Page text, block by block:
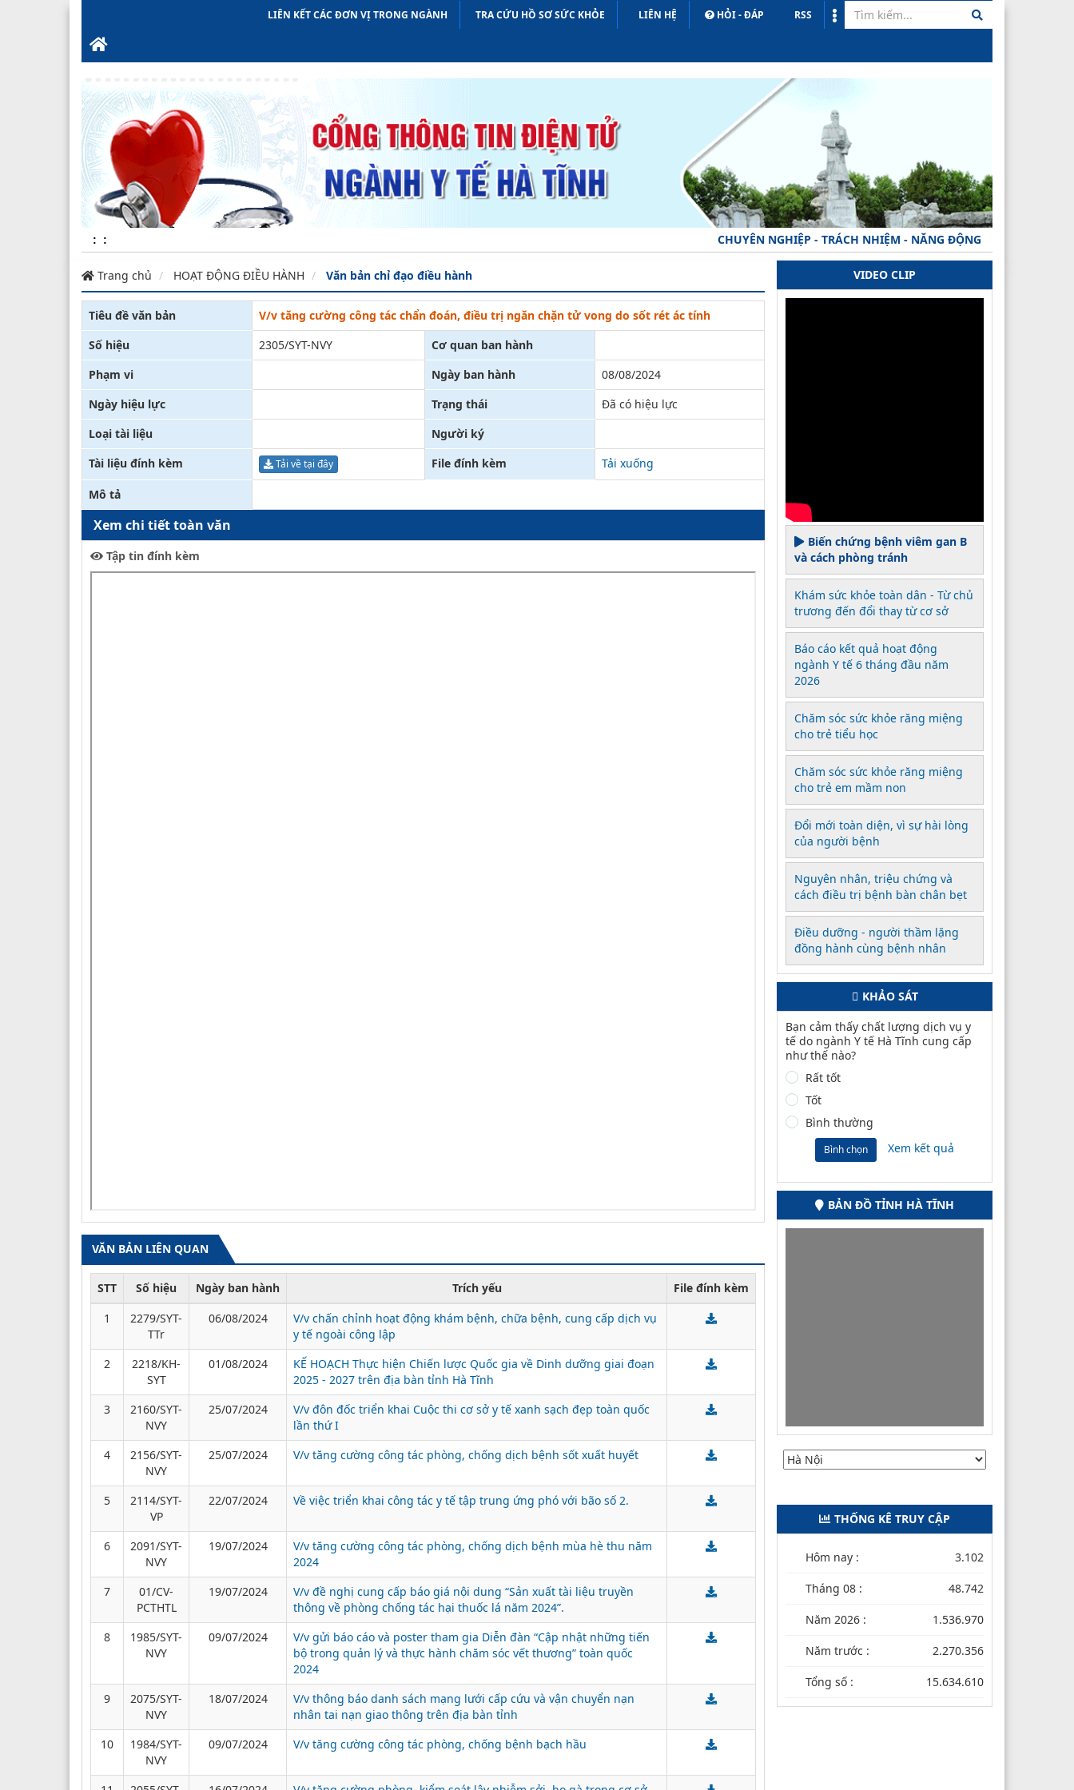
LIÊN KẾT CÁC ĐƠN VỊ TRONG NGÀNH TRA CỨU HỒ SƠ SỨC KHỎE LIÊN HỆ HỎI - ĐÁP RSS
: : CHUYÊN NGHIỆP - TRÁCH NHIỆM - NĂNG ĐỘNG - MINH BẠCH - HIỆU
Trang chủ HOẠT ĐỘNG ĐIỀU HÀNH Văn bản chỉ đạo điều hành
Tiêu đề văn bản
V/v tăng cường công tác chẩn đoán, điều trị ngăn chặn tử vong do sốt rét ác tính
Số hiệu
2305/SYT-NVY
Cơ quan ban hành
Phạm vi
Ngày ban hành
08/08/2024
Ngày hiệu lực
Trạng thái
Đã có hiệu lực
Loại tài liệu
Người ký
Tài liệu đính kèm
Tải về tại đây File đính kèm Tải xuống
Mô tả
Xem chi tiết toàn văn
Tập tin đính kèm
VĂN BẢN LIÊN QUAN
STT Số hiệu Ngày ban hành Trích yếu
File đính kèm
1
2279/SYT-
TTr
06/08/2024
V/v chấn chỉnh hoạt động khám bệnh, chữa bệnh, cung cấp dịch vụ
y tế ngoài công lập
2
2218/KH-
SYT
01/08/2024
KẾ HOẠCH Thực hiện Chiến lược Quốc gia về Dinh dưỡng giai đoạn
2025 - 2027 trên địa bàn tỉnh Hà Tĩnh
3
2160/SYT-
NVY
25/07/2024
V/v đôn đốc triển khai Cuộc thi cơ sở y tế xanh sạch đẹp toàn quốc
lần thứ I
4
2156/SYT-
NVY
25/07/2024 V/v tăng cường công tác phòng, chống dịch bệnh sốt xuất huyết
5
2114/SYT-
VP
22/07/2024 Về việc triển khai công tác y tế tập trung ứng phó với bão số 2.
6
2091/SYT-
NVY
19/07/2024
V/v tăng cường công tác phòng, chống dịch bệnh mùa hè thu năm
2024
7
01/CV-
PCTHTL
19/07/2024
V/v đề nghị cung cấp báo giá nội dung “Sản xuất tài liệu truyền
thông về phòng chống tác hại thuốc lá năm 2024”.
8
1985/SYT-
NVY
09/07/2024
V/v gửi báo cáo và poster tham gia Diễn đàn “Cập nhật những tiến
bộ trong quản lý và thực hành chăm sóc vết thương” toàn quốc
2024
9
2075/SYT-
NVY
18/07/2024
V/v thông báo danh sách mạng lưới cấp cứu và vận chuyển nạn
nhân tai nạn giao thông trên địa bàn tỉnh
10
1984/SYT-
NVY
09/07/2024 V/v tăng cường công tác phòng, chống bệnh bạch hầu
VIDEO CLIP
Biến chứng bệnh viêm gan B
và cách phòng tránh
Khám sức khỏe toàn dân - Từ chủ
trương đến đổi thay từ cơ sở
Báo cáo kết quả hoạt động
ngành Y tế 6 tháng đầu năm
2026
Chăm sóc sức khỏe răng miệng
cho trẻ tiểu học
Chăm sóc sức khỏe răng miệng
cho trẻ em mầm non
Đổi mới toàn diện, vì sự hài lòng
của người bệnh
Nguyên nhân, triệu chứng và
cách điều trị bệnh bàn chân bẹt
Điều dưỡng - người thầm lặng
đồng hành cùng bệnh nhân
KHẢO SÁT
Bạn cảm thấy chất lượng dịch vụ y
tế do ngành Y tế Hà Tĩnh cung cấp
như thế nào?
Rất tốt
Tốt
Bình thường
Bình chọn Xem kết quả
BẢN ĐỒ TỈNH HÀ TĨNH
THỐNG KÊ TRUY CẬP
Hôm nay : 3.102
Tháng 08 : 48.742
Năm 2026 : 1.536.970
Năm trước : 2.270.356
Tổng số : 15.634.610